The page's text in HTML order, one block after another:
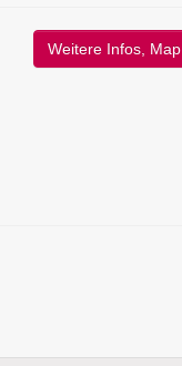
Weitere Infos, Map